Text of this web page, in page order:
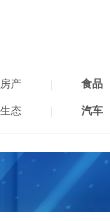
房产 | 食品
生态 | 汽车